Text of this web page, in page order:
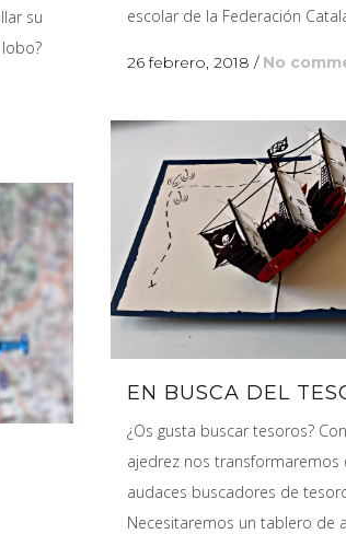
escolar de la Federación
26 febrero, 2018 / No
su
lobo?
EN BUSCA DEL
¿Os gusta buscar tesoros?
ajedrez nos transformaremos
audaces buscadores de
Necesitaremos un tablero de